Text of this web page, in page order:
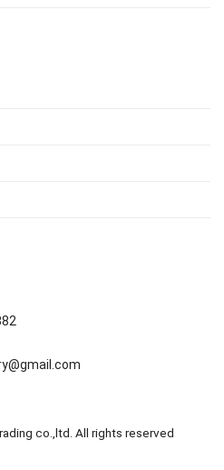
co.,ltd . All rights reserved